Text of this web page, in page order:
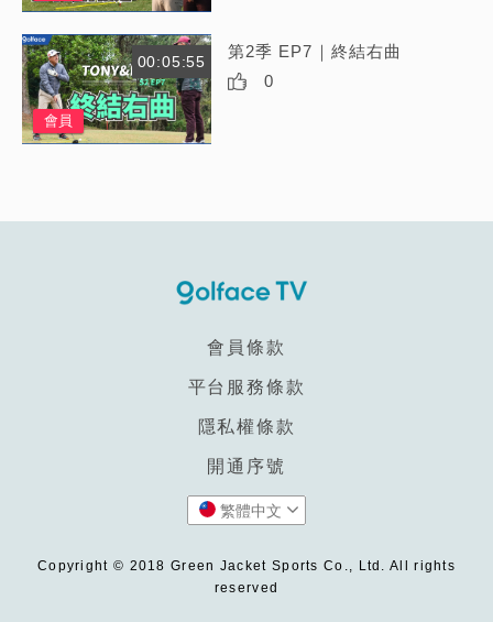
00:05:55
會員
第2季 EP7｜終結右曲
0
會員條款
平台服務條款
隱私權條款
開通序號
繁體中文
Copyright © 2018 Green Jacket Sports Co., Ltd. All rights
reserved